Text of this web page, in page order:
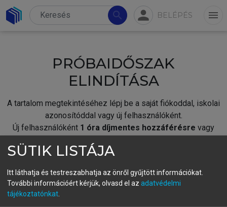
search person BELÉPÉS menu
PRÓBAIDŐSZAK
ELINDÍTÁSA
A tartalom megtekintéséhez lépj be a saját fiókoddal, iskolai
azonosítóddal vagy új felhasználóként.
Új felhasználóként 1 óra díjmentes hozzáférésre vagy
fiókoddal,vagy hozz létre új fiókot.
A regisztráció után apróbaidőszakautomatikusan
SÜTIK LISTÁJA
Itt láthatja és testreszabhatja az önről gyűjtött információkat.
További információért kérjük, olvasd el az adatvédelmi
tájékoztatónkat